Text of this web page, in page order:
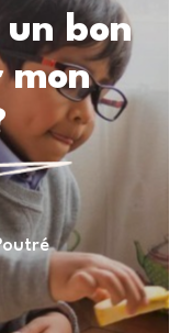
bon
mon